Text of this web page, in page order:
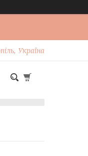
Україна